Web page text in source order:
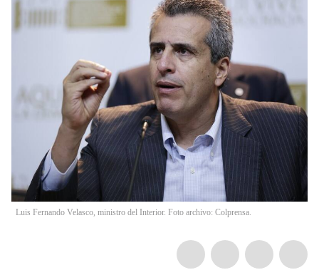
Luis Fernando Velasco, ministro del Interior. Foto archivo: Colprensa.